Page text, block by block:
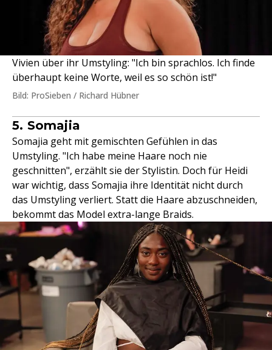
Vivien über ihr Umstyling: "Ich bin sprachlos. Ich finde
überhaupt keine Worte, weil es so schön ist!"
Bild: ProSieben / Richard Hübner
5. Somajia
Somajia geht mit gemischten Gefühlen in das
Umstyling. "Ich habe meine Haare noch nie
geschnitten", erzählt sie der Stylistin. Doch für Heidi
war wichtig, dass Somajia ihre Identität nicht durch
das Umstyling verliert. Statt die Haare abzuschneiden,
bekommt das Model extra-lange Braids.